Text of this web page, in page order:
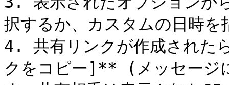
択するか、カスタムの日時を
4. 共有リンクが作成され
クをコピー]** (メッセージ